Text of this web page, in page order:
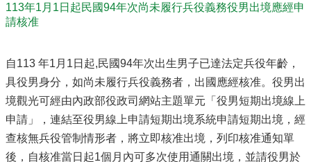
113年1月1日起民國94年次尚未履行兵役義務役男出境應經申
請核准
自113 年1月1日起,民國94年次出生男子已達法定兵役年齡，
具役男身分，如尚未履行兵役義務者，出國應經核准。役男出
境觀光可經由內政部役政司網站主題單元「役男短期出境線上
申請」，連結至役男線上申請短期出境系統申請短期出境，經
查核無兵役管制情形者，將立即核准出境，列印核准通知單
後，自核准當日起1個月內可多次使用通關出境，並請役男於